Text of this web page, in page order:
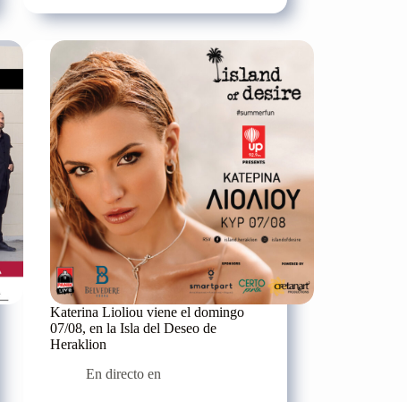
un
unplugged
más
en
directo
en
Manitu,
jueves
01
septiembre
Katerina Lioliou viene el domingo
07/08, en la Isla del Deseo de
Heraklion
En directo en